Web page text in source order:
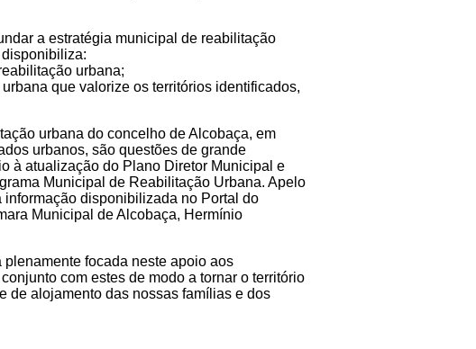
a estratégia municipal de reabilitação
urbana;
que valorize os territórios identificados,
urbana do concelho de Alcobaça, em
urbanos, são questões de grande
à atualização do Plano Diretor Municipal e
Municipal de Reabilitação Urbana. Apelo
disponibilizada no Portal do
Municipal de Alcobaça, Hermínio
focada neste apoio aos
com estes de modo a tornar o território
de alojamento das nossas famílias e dos